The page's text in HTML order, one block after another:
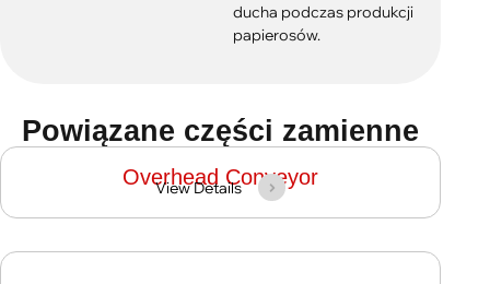
ducha podczas produkcji
papierosów.
Powiązane części zamienne
Overhead Conveyor
View Details